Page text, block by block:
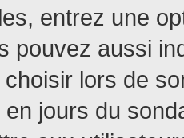
entrez une
pouvez aussi
lors de
jours du